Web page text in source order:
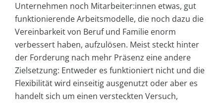
Unternehmen noch Mitarbeiter:innen etwas, gut
funktionierende Arbeitsmodelle, die noch dazu die
Vereinbarkeit von Beruf und Familie enorm
verbessert haben, aufzulösen. Meist steckt hinter
der Forderung nach mehr Präsenz eine andere
Zielsetzung: Entweder es funktioniert nicht und die
Flexibilität wird einseitig ausgenutzt oder aber es
handelt sich um einen versteckten Versuch,